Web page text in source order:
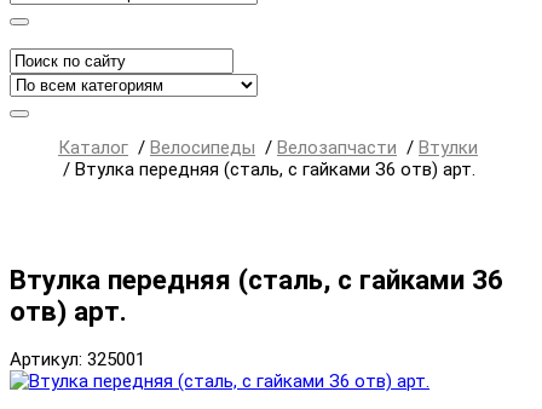
Каталог / Велосипеды / Велозапчасти / Втулки
/ Втулка передняя (сталь, с гайками З6 отв) арт.
Втулка передняя (сталь, с гайками З6
отв) арт.
Артикул: 325001